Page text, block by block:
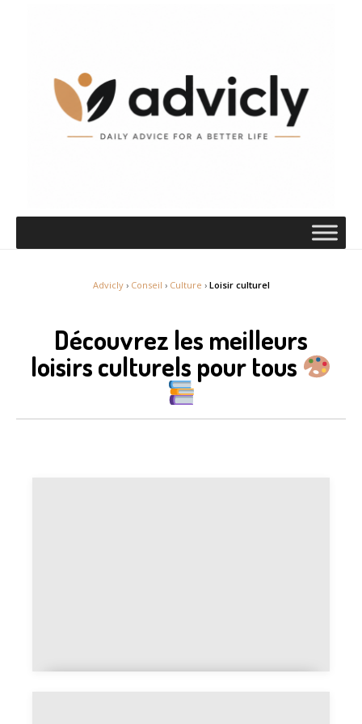
Advicly› Conseil › Culture › Loisir culturel
Découvrez les meilleurs
loisirs culturels pour tous